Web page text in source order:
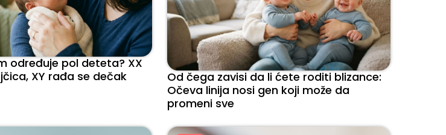
određuje pol deteta? XX
XY rađa se dečak
Od čega zavisi da li ćete roditi blizance:
Očeva linija nosi gen koji može da
promeni sve